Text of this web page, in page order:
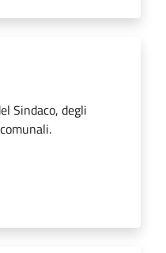
Sindaco, degli